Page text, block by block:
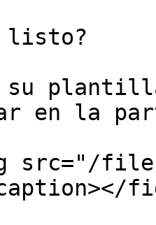
listo?
su
en la
src="/files/